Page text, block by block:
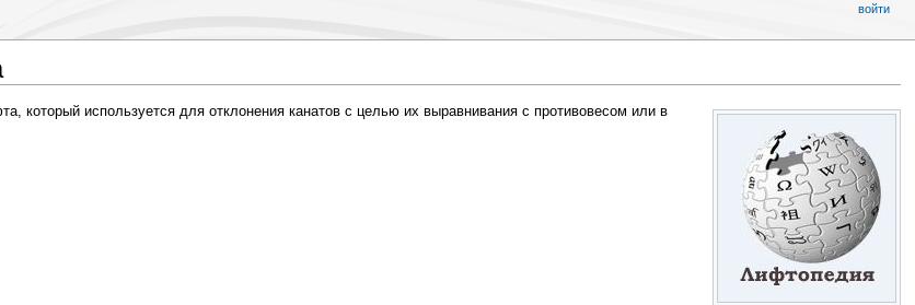
который используется для отклонения канатов с целью их выравнивания с противовесом или в
войти